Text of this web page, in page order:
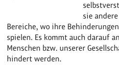
sie
Bereiche, wo ihre
spielen. Es kommt auch darauf
Menschen bzw. unserer
hindert werden.